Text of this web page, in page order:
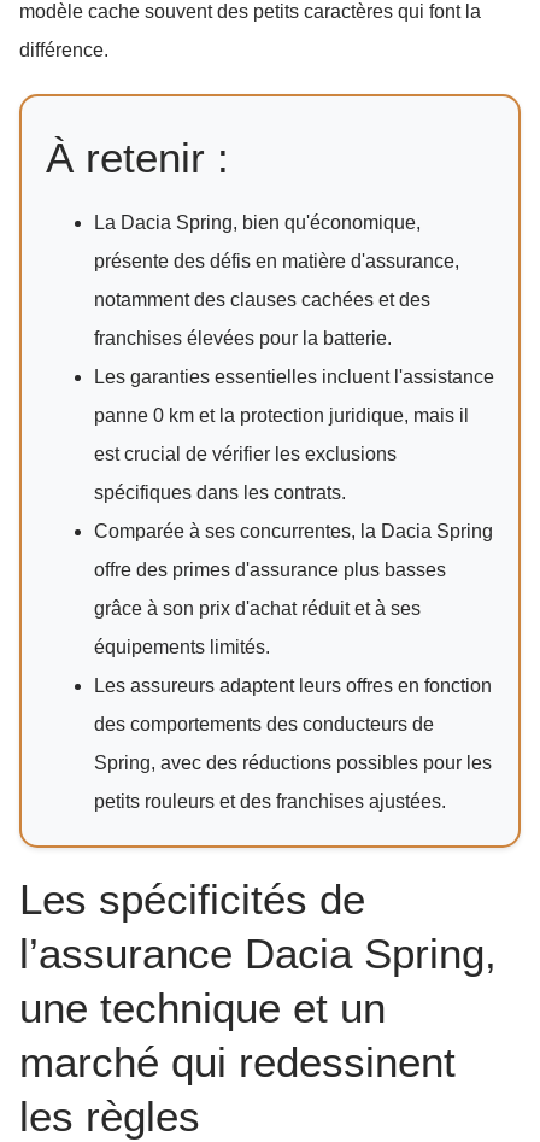
modèle cache souvent des petits caractères qui font la
différence.
À retenir :
La Dacia Spring, bien qu'économique,
présente des défis en matière d'assurance,
notamment des clauses cachées et des
franchises élevées pour la batterie.
Les garanties essentielles incluent l'assistance
panne 0 km et la protection juridique, mais il
est crucial de vérifier les exclusions
spécifiques dans les contrats.
Comparée à ses concurrentes, la Dacia Spring
offre des primes d'assurance plus basses
grâce à son prix d'achat réduit et à ses
équipements limités.
Les assureurs adaptent leurs offres en fonction
des comportements des conducteurs de
Spring, avec des réductions possibles pour les
petits rouleurs et des franchises ajustées.
Les spécificités de
l’assurance Dacia Spring,
une technique et un
marché qui redessinent
les règles